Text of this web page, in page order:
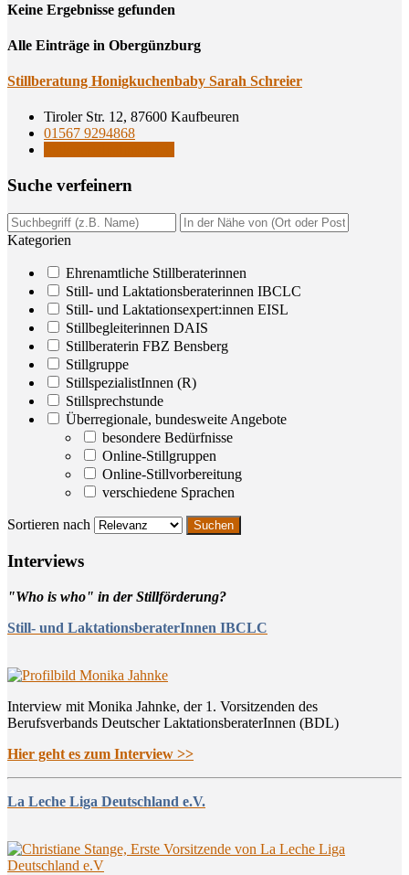
Кeine Ergebnisse gefunden
Alle Einträge in Obergünzburg
Still­be­ra­tung Honig­ku­chen­ba­by Sarah Schreier
Tiroler Str. 12, 87600 Kaufbeuren
01567 9294868
Suche ver­fei­nern
Kategorien
Ehrenamtliche Stillberaterinnen
Still- und Laktationsberaterinnen IBCLC
Still- und Laktationsexpert:innen EISL
Stillbegleiterinnen DAIS
Stillberaterin FBZ Bensberg
Stillgruppe
StillspezialistInnen (R)
Stillsprechstunde
Überregionale, bundesweite Angebote
besondere Bedürfnisse
Online-Stillgruppen
Online-Stillvorbereitung
verschiedene Sprachen
Sortieren nach
Inter­views
"Who is who" in der Stillförderung?
Still- und LaktationsberaterInnen IBCLC
Interview mit Monika Jahnke, der 1. Vorsitzenden des
Berufsverbands Deutscher LaktationsberaterInnen (BDL)
Hier geht es zum Interview >>
La Leche Liga Deutschland e.V.